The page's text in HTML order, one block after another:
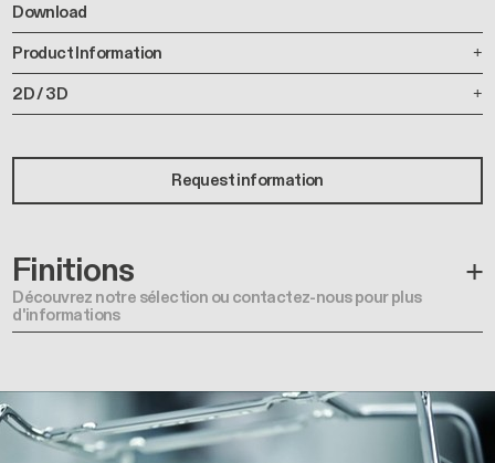
Download
Product Information
2D / 3D
Request information
Finitions
Découvrez notre sélection ou contactez-nous pour plus
d'informations